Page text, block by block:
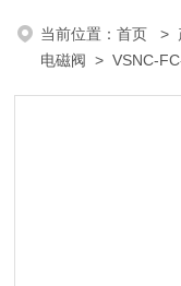
当前位置：首页 >
电磁阀 > VSNC-